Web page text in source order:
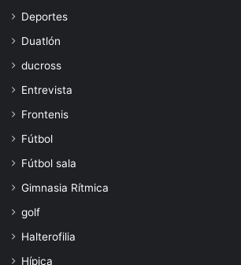
Deportes
Duatlón
ducross
Entrevista
Frontenis
Fútbol
Fútbol sala
Gimnasia Rítmica
golf
Halterofilia
Hípica